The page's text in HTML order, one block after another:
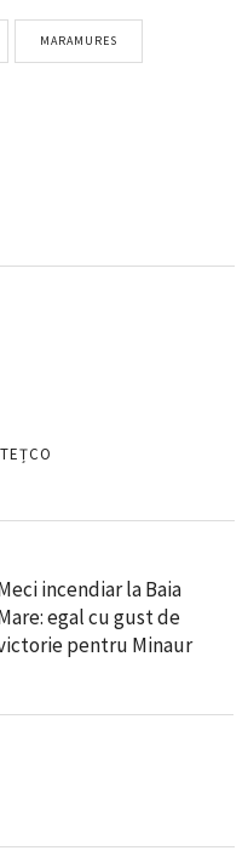
MARAMURES
incendiar la Baia
egal cu gust de
pentru Minaur